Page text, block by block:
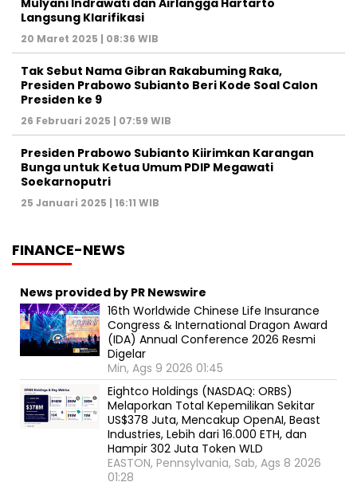
Mulyani Indrawati dan Airlangga Hartarto
Langsung Klarifikasi
20 Maret 2025 | 08:36 WIB
Tak Sebut Nama Gibran Rakabuming Raka,
Presiden Prabowo Subianto Beri Kode Soal Calon
Presiden ke 9
26 Februari 2025 | 07:59 WIB
Presiden Prabowo Subianto Kiirimkan Karangan
Bunga untuk Ketua Umum PDIP Megawati
Soekarnoputri
25 Januari 2025 | 16:11 WIB
FINANCE-NEWS
News provided by PR Newswire
16th Worldwide Chinese Life Insurance
Congress & International Dragon Award
(IDA) Annual Conference 2026 Resmi
Digelar
Min, Ags 9 2026 01:45
Eightco Holdings (NASDAQ: ORBS)
Melaporkan Total Kepemilikan Sekitar
US$378 Juta, Mencakup OpenAI, Beast
Industries, Lebih dari 16.000 ETH, dan
Hampir 302 Juta Token WLD
EASTON, Pennsylvania, Sab, Ags 8 2026
01:28